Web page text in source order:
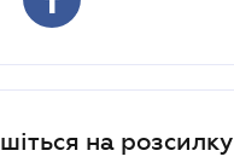
на розсилку